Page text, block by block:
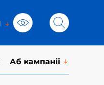
Аб кампаніі